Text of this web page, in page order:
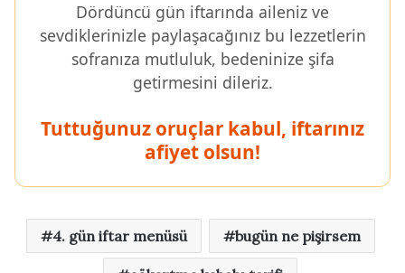
Dördüncü gün iftarında aileniz ve
sevdiklerinizle paylaşacağınız bu lezzetlerin
sofranıza mutluluk, bedeninize şifa
getirmesini dileriz.
Tuttuğunuz oruçlar kabul, iftarınız
afiyet olsun!
4. gün iftar menüsü bugün ne pişirsem